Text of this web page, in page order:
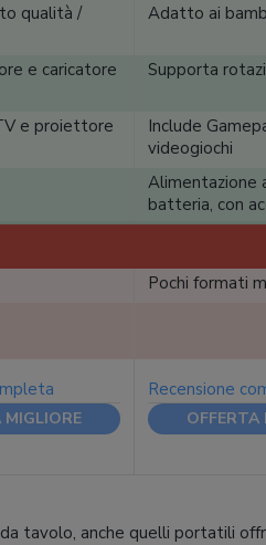
qualità /
Adatto ai
e caricatore
Supporta
e proiettore
Include
videogiochi
Alimentazione
batteria, con
Pochi formati
MIGLIORE
Recensione
OFFERTA
tavolo, anche quelli portatili